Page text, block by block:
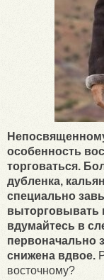
особенность
торговаться.
дубленка,
специально
выторговывать
вдумайтесь в
первоначально
снижена вдвое.
восточному?